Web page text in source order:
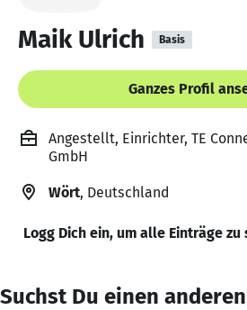
Maik Ulrich Basis
Ganzes Profil
Angestellt, Einrichter, TE
GmbH
Wört, Deutschland
Logg Dich ein, um alle Einträge zu
Suchst Du einen